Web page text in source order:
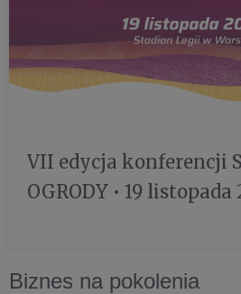
VII edycja konferencji
OGRODY • 19 listopada
Biznes na pokolenia